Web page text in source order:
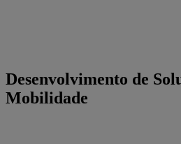
Desenvolvimento de
Mobilidade